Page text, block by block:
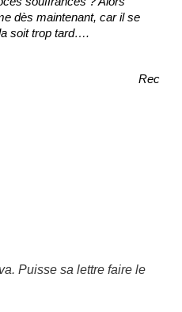
dès maintenant, car il se
soit trop tard….
Rec
Puisse sa lettre faire le